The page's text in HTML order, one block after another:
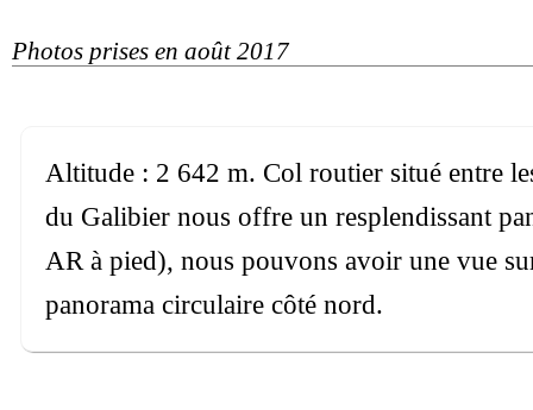
Photos prises en août 2017
Altitude : 2 642 m. Col routier situé entre
du Galibier nous offre un resplendissant
AR à pied), nous pouvons avoir une vue
panorama circulaire côté nord.